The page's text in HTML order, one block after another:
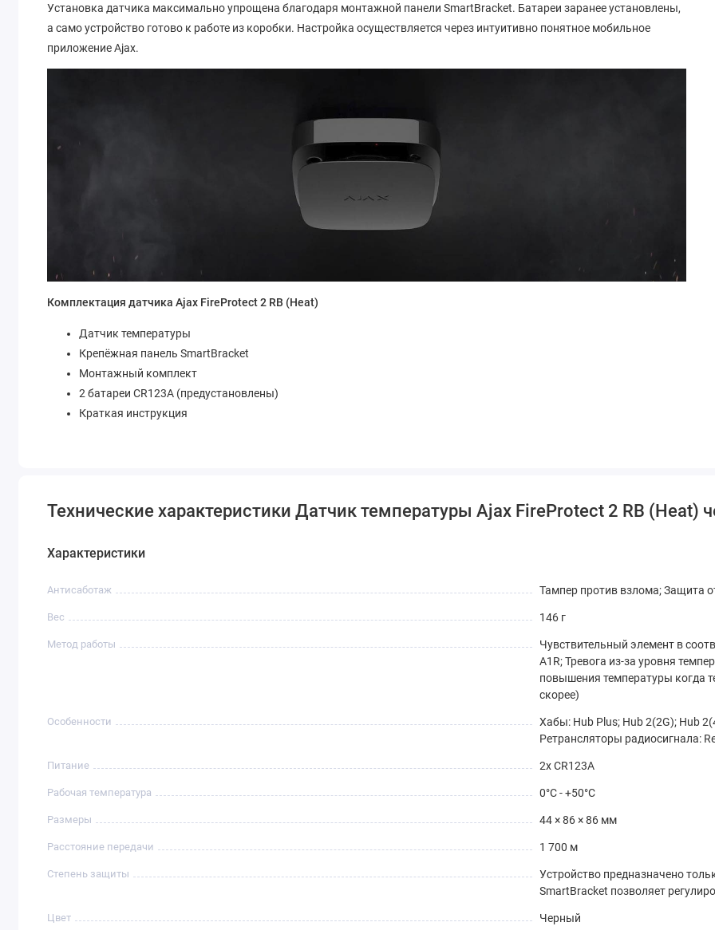
Установка датчика максимально упрощена благодаря монтажной панели SmartBracket. Батареи заранее установлены,
а само устройство готово к работе из коробки. Настройка осуществляется через интуитивно понятное мобильное
приложение Ajax.
Комплектация датчика Ajax FireProtect 2 RB (Heat)
Датчик температуры
Крепёжная панель SmartBracket
Монтажный комплект
2 батареи CR123A (предустановлены)
Краткая инструкция
Технические характеристики Датчик температуры Ajax FireProtect 2 RB (Heat)
Характеристики
Антисаботаж Тампер против взлома; Защита
Вес 146 г
Метод работы
Чувствительный элемент в
A1R; Тревога из-за уровня
повышения температуры когда
скорее)
Особенности
Хабы: Hub Plus; Hub 2(2G); Hub
Ретрансляторы радиосигнала:
Питание 2х CR123A
Рабочая температура 0°С - +50°С
Размеры 44 × 86 × 86 мм
Расстояние передачи 1 700 м
Степень защиты
Устройство предназначено
SmartBracket позволяет
Цвет Черный